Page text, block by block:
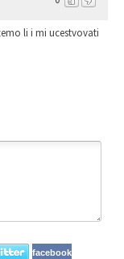
li i mi ucestvovati
facebook